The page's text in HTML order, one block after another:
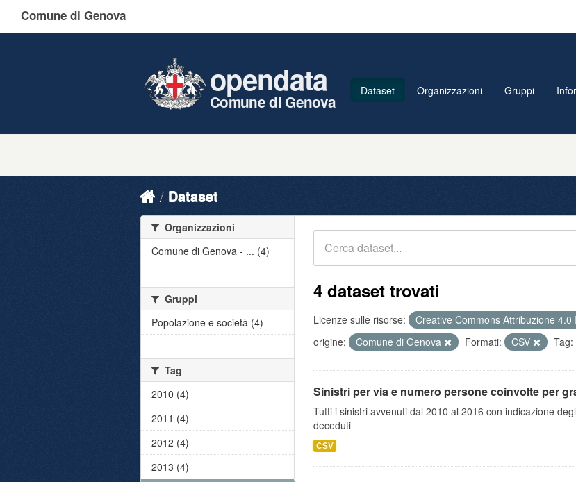
Comune di Genova
opendata
Comune di Genova
Dataset Organizzazioni Gruppi
Dataset
4 dataset trovati
Licenze sulle risorse: Creative Commons Attribuzione
origine:
Comune di Genova Formati: CSV Tag:
Sinistri per via e numero persone coinvolte per
Tutti i sinistri avvenuti dal 2010 al 2016 con indicazione
deceduti
CSV
Organizzazioni
Comune di Genova - ... (4)
Gruppi
Popolazione e società (4)
Tag
2010 (4)
2011 (4)
2012 (4)
2013 (4)